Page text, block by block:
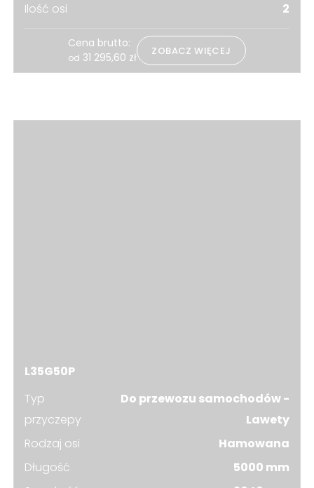
Ilość osi
2
Cena brutto:
od 31 295,60 zł ZOBACZ WIĘCEJ
L35G50P
Typ
przyczepy
Do przewozu samochodów -
Lawety
Rodzaj osi
Hamowana
Długość
5000 mm